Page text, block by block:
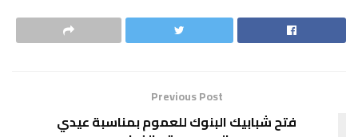
Previous Post
فتح شبابيك البنوك للعموم بمناسبة عيدي